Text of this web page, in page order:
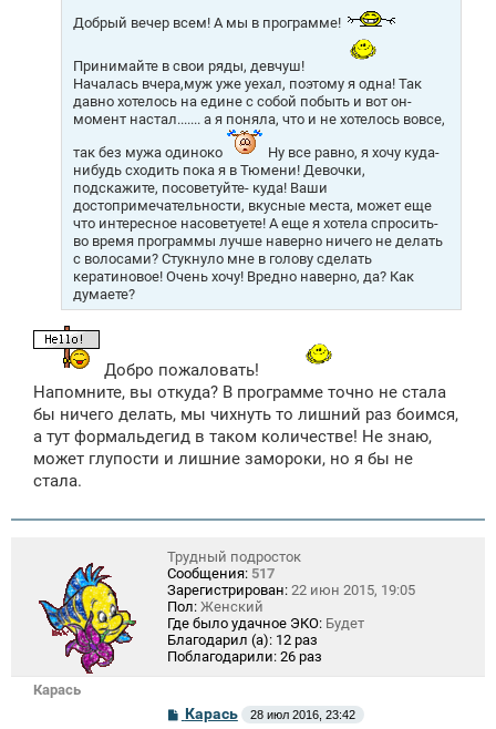
н
Добрый вечер всем! А мы в программе!
Принимайте в свои ряды, девчуш!
Началась вчера,муж уже уехал, поэтому я одна! Так
давно хотелось на едине с собой побыть и вот он-
момент настал....... а я поняла, что и не хотелось вовсе,
так без мужа одиноко
Ну все равно, я хочу куда-
нибудь сходить пока я в Тюмени! Девочки,
подскажите, посоветуйте- куда! Ваши
достопримечательности, вкусные места, может еще
что интересное насоветуете! А еще я хотела спросить-
во время программы лучше наверно ничего не делать
с волосами? Стукнуло мне в голову сделать
кератиновое! Очень хочу! Вредно наверно, да? Как
думаете?
Добро пожаловать!
Напомните, вы откуда? В программе точно не стала
бы ничего делать, мы чихнуть то лишний раз боимся,
а тут формальдегид в таком количестве! Не знаю,
может глупости и лишние замороки, но я бы не
стала.
Карась
Трудный подросток
Сообщения: 517
Зарегистрирован: 22 июн 2015, 19:05
Пол: Женский
Где было удачное ЭКО: Будет
Благодарил (а): 12 раз
Поблагодарили: 26 раз
СКарась 28 июл 2016, 23:42